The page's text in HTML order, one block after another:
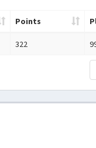
Points
322